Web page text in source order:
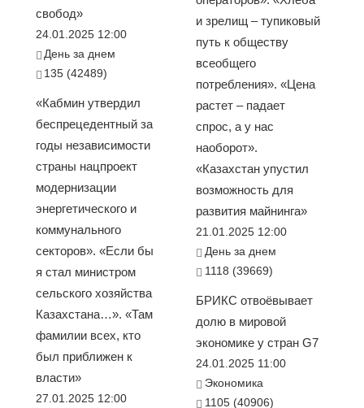
свобод»
24.01.2025 12:00
День за днем
135 (42489)
«Кабмин утвердил
беспрецедентный за
годы независимости
страны нацпроект
модернизации
энергетического и
коммунального
секторов». «Если бы
я стал министром
сельского хозяйства
Казахстана…». «Там
фамилии всех, кто
был приближен к
власти»
27.01.2025 12:00
и зрелищ – тупиковый
путь к обществу
всеобщего
потребления». «Цена
растет – падает
спрос, а у нас
наоборот».
«Казахстан упустил
возможность для
развития майнинга»
21.01.2025 12:00
День за днем
1118 (39669)
БРИКС отвоёвывает
долю в мировой
экономике у стран G7
24.01.2025 11:00
Экономика
1105 (40906)